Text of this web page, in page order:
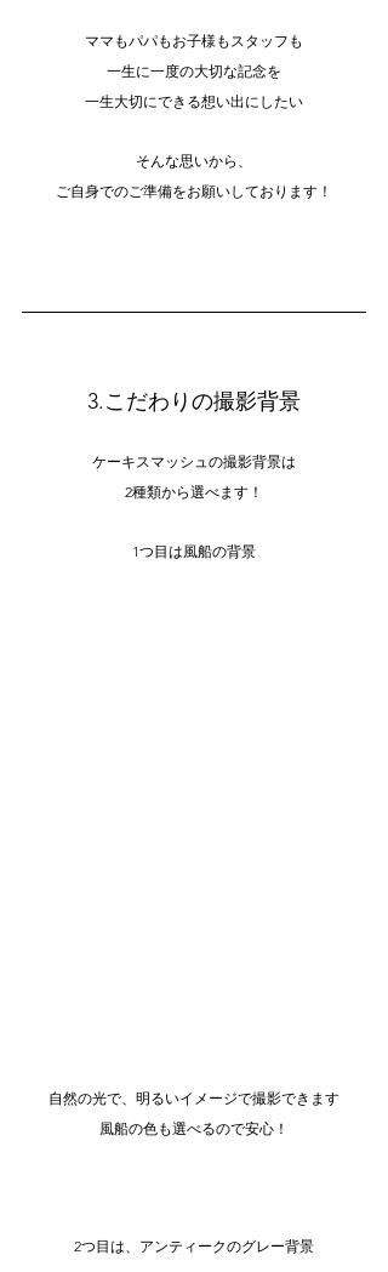
ママもパパもお子様もスタッフも
一生に一度の大切な記念を
一生大切にできる想い出にしたい
そんな思いから、
ご自身でのご準備をお願いしております！
3.こだわりの撮影背景
ケーキスマッシュの撮影背景は
2種類から選べます！
1つ目は風船の背景
自然の光で、明るいイメージで撮影できます
風船の色も選べるので安心！
2つ目は、アンティークのグレー背景